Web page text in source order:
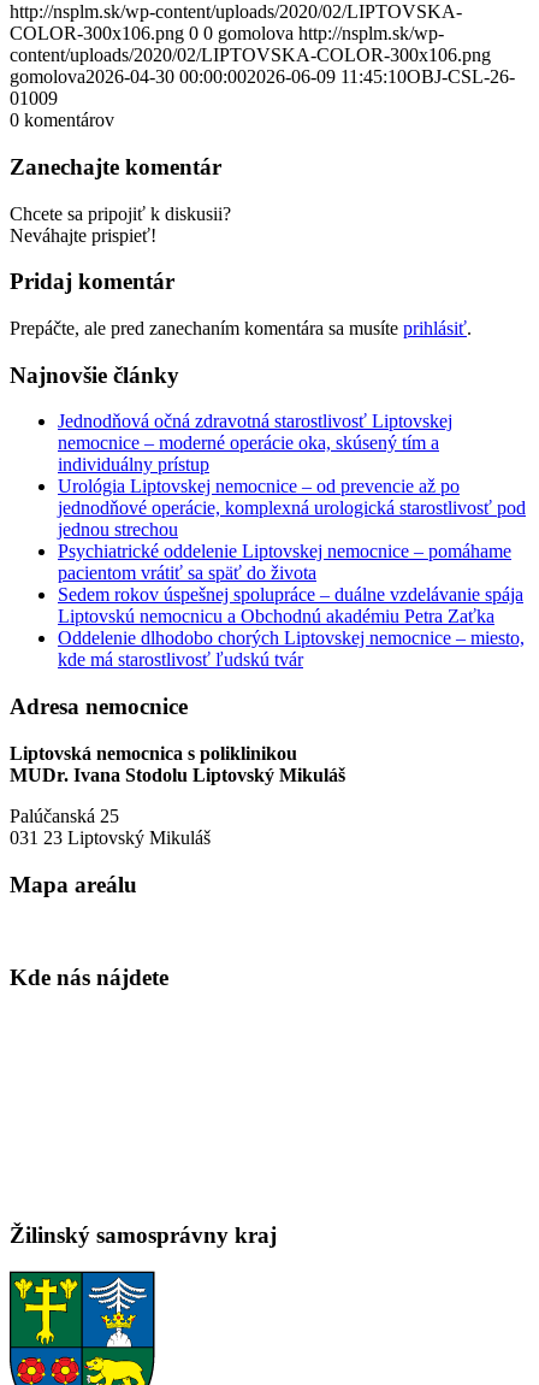
http://nsplm.sk/wp-content/uploads/2020/02/LIPTOVSKA-
COLOR-300x106.png 0 0 gomolova http://nsplm.sk/wp-
content/uploads/2020/02/LIPTOVSKA-COLOR-300x106.png
gomolova2026-04-30 00:00:002026-06-09 11:45:10OBJ-CSL-26-
01009
0 komentárov
Zanechajte komentár
Chcete sa pripojiť k diskusii?
Neváhajte prispieť!
Pridaj komentár
Prepáčte, ale pred zanechaním komentára sa musíte prihlásiť.
Najnovšie články
Jednodňová očná zdravotná starostlivosť Liptovskej
nemocnice – moderné operácie oka, skúsený tím a
individuálny prístup
Urológia Liptovskej nemocnice – od prevencie až po
jednodňové operácie, komplexná urologická starostlivosť pod
jednou strechou
Psychiatrické oddelenie Liptovskej nemocnice – pomáhame
pacientom vrátiť sa späť do života
Sedem rokov úspešnej spolupráce – duálne vzdelávanie spája
Liptovskú nemocnicu a Obchodnú akadémiu Petra Zaťka
Oddelenie dlhodobo chorých Liptovskej nemocnice – miesto,
kde má starostlivosť ľudskú tvár
Adresa nemocnice
Liptovská nemocnica s poliklinikou
MUDr. Ivana Stodolu Liptovský Mikuláš
Palúčanská 25
031 23 Liptovský Mikuláš
Mapa areálu
Kde nás nájdete
Žilinský samosprávny kraj